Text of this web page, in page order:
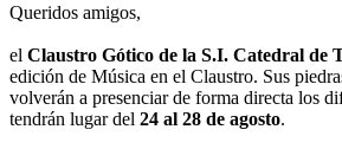
Queridos amigos,
el Claustro Gótico de la S.I. Catedral de
edición de Música en el Claustro. Sus
volverán a presenciar de forma directa los
tendrán lugar del 24 al 28 de agosto.